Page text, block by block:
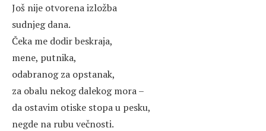
Još nije otvorena izložba
sudnjeg dana.
Čeka me dodir beskraja,
mene, putnika,
odabranog za opstanak,
za obalu nekog dalekog mora –
da ostavim otiske stopa u pesku,
negde na rubu večnosti.